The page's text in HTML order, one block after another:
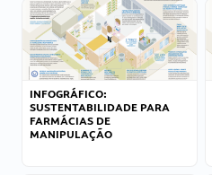
INFOGRÁFICO:
SUSTENTABILIDADE PARA
FARMÁCIAS DE
MANIPULAÇÃO